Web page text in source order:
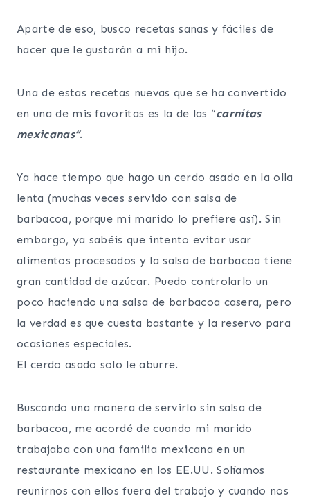
Aparte de eso, busco recetas sanas y fáciles de
hacer que le gustarán a mi hijo.
Una de estas recetas nuevas que se ha convertido
en una de mis favoritas es la de las “carnitas
mexicanas”.
Ya hace tiempo que hago un cerdo asado en la olla
lenta (muchas veces servido con salsa de
barbacoa, porque mi marido lo prefiere así). Sin
embargo, ya sabéis que intento evitar usar
alimentos procesados y la salsa de barbacoa tiene
gran cantidad de azúcar. Puedo controlarlo un
poco haciendo una salsa de barbacoa casera, pero
la verdad es que cuesta bastante y la reservo para
ocasiones especiales.
El cerdo asado solo le aburre.
Buscando una manera de servirlo sin salsa de
barbacoa, me acordé de cuando mi marido
trabajaba con una familia mexicana en un
restaurante mexicano en los EE.UU. Solíamos
reunirnos con ellos fuera del trabajo y cuando nos